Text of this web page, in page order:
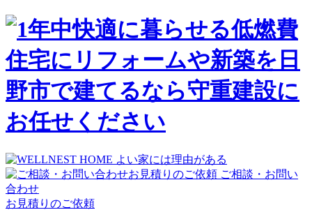
ご相談・お問い
合わせ
お見積りのご依頼